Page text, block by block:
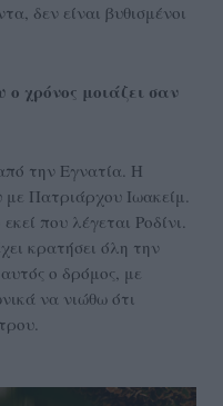
δεν είναι βυθισμένοι
χρόνος μοιάζει σαν
την Εγνατία. Η
Πατριάρχου Ιωακείμ.
που λέγεται Ροδίνι.
κρατήσει όλη την
ο δρόμος, με
να νιώθω ότι